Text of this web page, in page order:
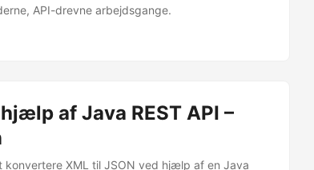
API-drevne arbejdsgange.
af Java REST API –
XML til JSON ved hjælp af en Java